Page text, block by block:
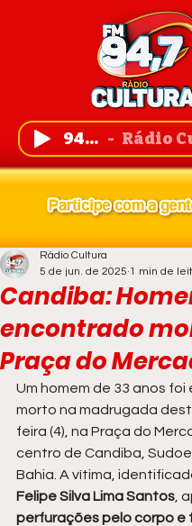
94,7 FM Rádio Cultura
Candiba:
encontrado
Praça do
Rádio Cultura
5 de jun. de 2025 1 min de
Um homem de 33 anos
morto na madrugada
feira (4), na Praça do
centro de Candiba,
Bahia. A vítima,
Felipe Silva Lima Santos ,
perfurações pelo corpo e